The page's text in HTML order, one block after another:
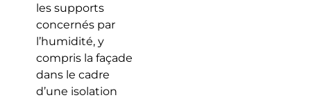
les supports
concernés par
l’humidité, y
compris la façade
dans le cadre
d’une isolation